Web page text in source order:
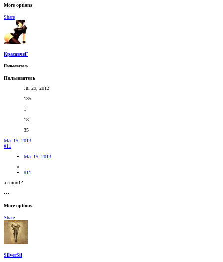
More options
Share
КрасавчеГ
Пользователь
Пользователь
Jul 29, 2012
135
1
18
35
Mar 15, 2013
#11
Mar 15, 2013
#11
а гшоп1?
•••
More options
Share
SilverSil